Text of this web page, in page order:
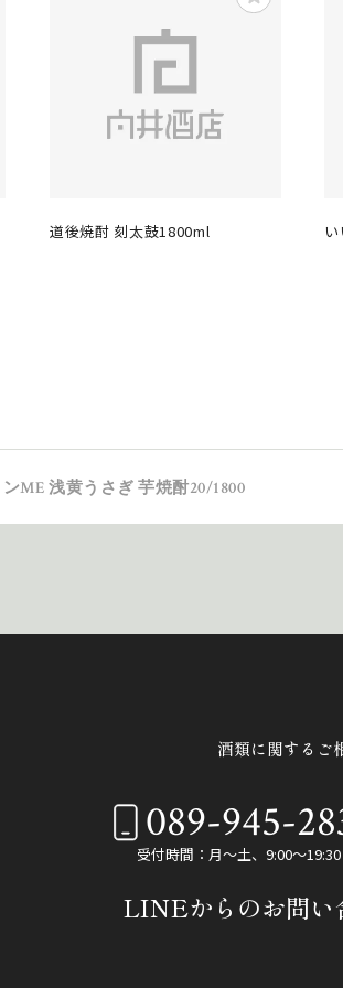
道後焼酎 刻太鼓1800ml
ME 浅黄うさぎ 芋焼酎20/1800
酒類に関するご
089-945-
受付時間：月～土、9:00～19:30
LINEからのお問い